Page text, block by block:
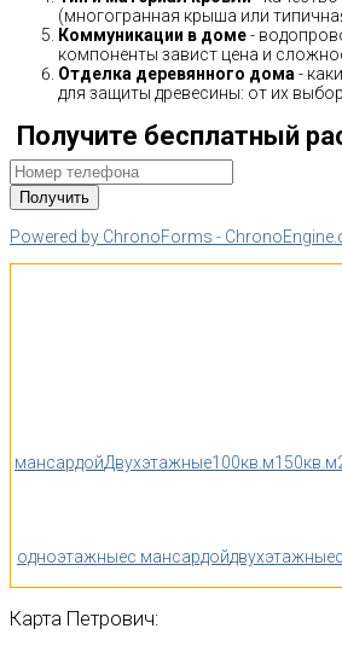
(многогранная крыша или
Коммуникации в доме-
компоненты завист цена и
Отделка деревянного дома -
для защиты древесины: от их
Получите бесплатный
Powered by ChronoForms -
мансардойДвухэтажные100кв.м150кв.м
одноэтажныес мансардойдвухэтажные
Карта Петрович: